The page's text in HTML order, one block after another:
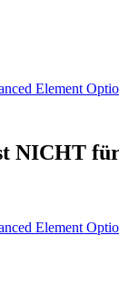
Element
NICHT
Element